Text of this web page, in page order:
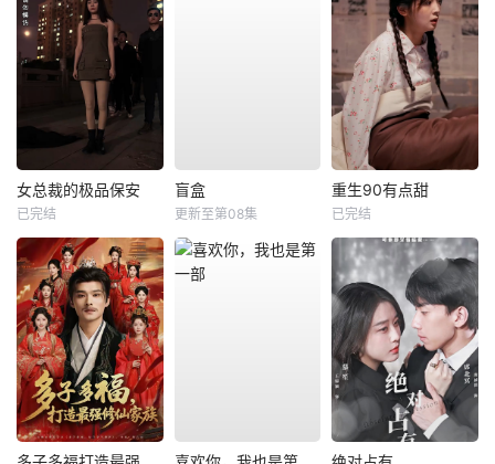
女总裁的极品保安
已完结
盲盒
更新至第08集
重生90有点甜
已完结